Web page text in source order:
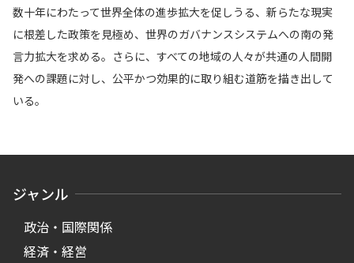
数十年にわたって世界全体の進歩拡大を促しうる、新らたな現実
に根差した政策を見極め、世界のガバナンスシステムへの南の発
言力拡大を求める。さらに、すべての地域の人々が共通の人間開
発への課題に対し、公平かつ効果的に取り組む道筋を描き出して
いる。
ジャンル
政治・国際関係
経済・経営